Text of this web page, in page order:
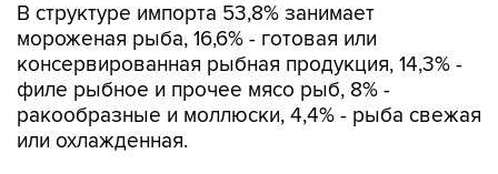
В структуре импорта 53,8% занимает
мороженая рыба, 16,6% - готовая или
консервированная рыбная продукция, 14,3% -
филе рыбное и прочее мясо рыб, 8% -
ракообразные и моллюски, 4,4% - рыба свежая
или охлажденная.